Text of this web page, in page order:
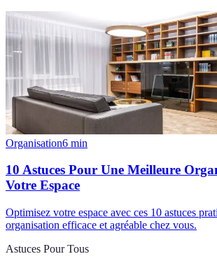
Organisation6 min
10 Astuces Pour Une Meilleure
Votre Espace
Optimisez votre espace avec ces 10 astuces
organisation efficace et agréable chez vous.
Astuces Pour Tous